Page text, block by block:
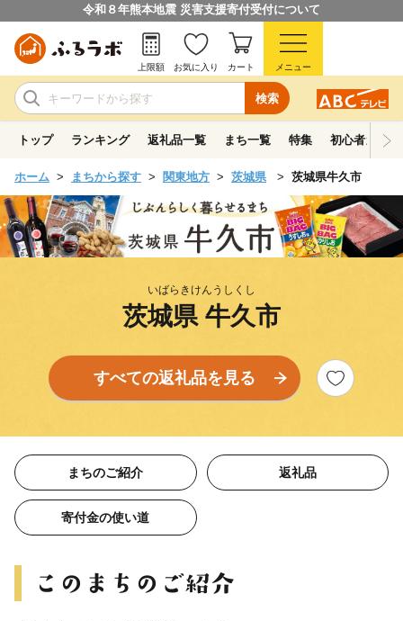
令和８年熊本地震 災害支援寄付受付について
検索
上限額 お気に入り カート メニュー
トップ ランキング 返礼品一覧 まち一覧 特集 初心者ガイド
ホーム まちから探す 関東地方 茨城県 茨城県牛久市
いばらきけんうしくし
茨城県 牛久市
すべての返礼品を見る
まちのご紹介 返礼品
寄付金の使い道